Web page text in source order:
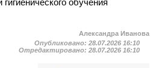
обучения
Александра Иванова
Опубликовано: 28.07.2026 16:10
Отредактировано: 28.07.2026 16:10